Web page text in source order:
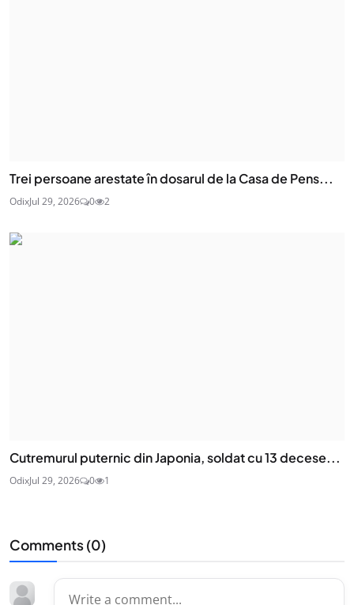
Trei persoane arestate în dosarul de la Casa de Pens...
OdixJul 29, 2026 0 2
Cutremurul puternic din Japonia, soldat cu 13 decese...
OdixJul 29, 2026 0 1
Comments (0)